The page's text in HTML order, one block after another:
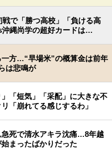
戦で「勝つ高校」「負ける高
縄尚学の超好カードは…
一方…“早場米”の概算金は前年
は悲鳴が
「短気」「采配」に大きな不
「崩れてる感じするわ」
急死で清水アキラ沈痛…8年越
まったばかりだった